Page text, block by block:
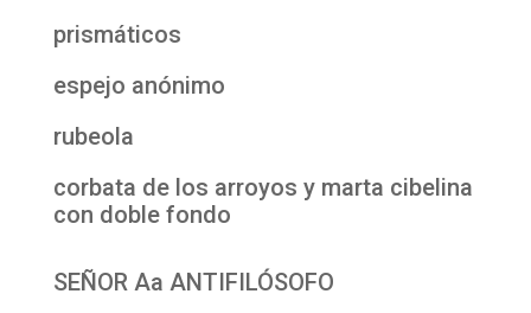
prismáticos
espejo anónimo
rubeola
corbata de los arroyos y marta cibelina
con doble fondo
SEÑOR Aa ANTIFILÓSOFO